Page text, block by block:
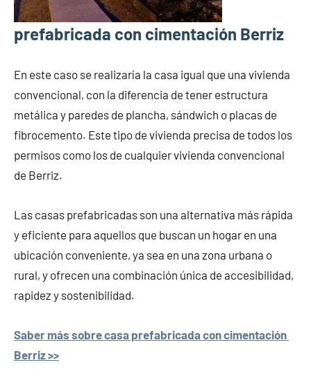
prefabricada con cimentación Berriz
En este caso se realizaría la casa igual que una vivienda
convencional, con la diferencia de tener estructura
metálica y paredes de plancha, sándwich o placas de
fibrocemento. Este tipo de vivienda precisa de todos los
permisos como los de cualquier vivienda convencional
de Berriz.
Las casas prefabricadas son una alternativa más rápida
y eficiente para aquellos que buscan un hogar en una
ubicación conveniente, ya sea en una zona urbana o
rural, y ofrecen una combinación única de accesibilidad,
rapidez y sostenibilidad.
Saber más sobre casa prefabricada con cimentación
Berriz >>